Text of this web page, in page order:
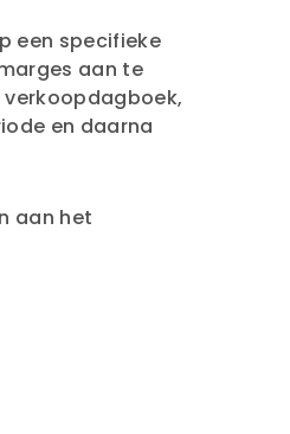
een specifieke
aan te
en daarna
aan het